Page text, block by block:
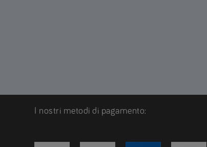
I nostri metodi di pagamento: